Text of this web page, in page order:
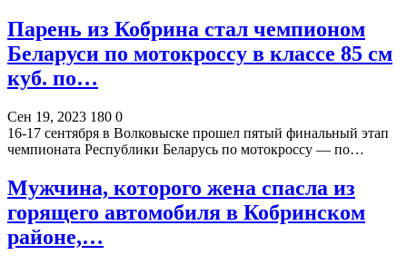
Парень из Кобрина стал чемпионом
Беларуси по мотокроссу в классе 85 см
куб. по…
Сен 19, 2023 180 0
16-17 сентября в Волковыске прошел пятый финальный этап
чемпионата Республики Беларусь по мотокроссу — по…
Мужчина, которого жена спасла из
горящего автомобиля в Кобринском
районе,…